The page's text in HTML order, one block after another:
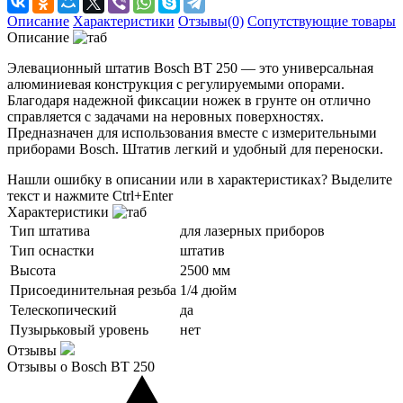
Описание Характеристики Отзывы(0) Сопутствующие товары
Описание
Элевационный штатив Bosch BT 250 — это универсальная
алюминиевая конструкция с регулируемыми опорами.
Благодаря надежной фиксации ножек в грунте он отлично
справляется с задачами на неровных поверхностях.
Предназначен для использования вместе с измерительными
приборами Bosch. Штатив легкий и удобный для переноски.
Нашли ошибку в описании или в характеристиках? Выделите
текст и нажмите Ctrl+Enter
Характеристики
Тип штатива
для лазерных приборов
Тип оснастки
штатив
Высота
2500 мм
Присоединительная резьба 1/4 дюйм
Телескопический
да
Пузырьковый уровень
нет
Отзывы
Отзывы о Bosch BT 250